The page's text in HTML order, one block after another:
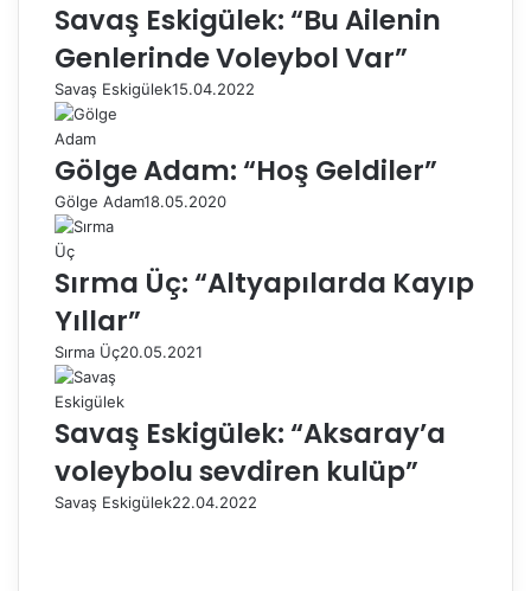
Savaş Eskigülek: “Bu Ailenin
Genlerinde Voleybol Var”
Savaş Eskigülek15.04.2022
Gölge Adam: “Hoş Geldiler”
Gölge Adam18.05.2020
Sırma Üç: “Altyapılarda Kayıp
Yıllar”
Sırma Üç20.05.2021
Savaş Eskigülek: “Aksaray’a
voleybolu sevdiren kulüp”
Savaş Eskigülek22.04.2022